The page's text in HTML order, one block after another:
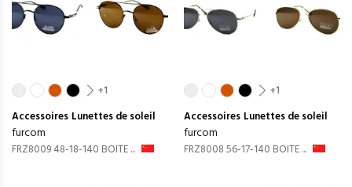
+1
Accessoires Lunettes de soleil
furcom
FRZ8009 48-18-140 BOITE ...
+1
Accessoires Lunettes de soleil
furcom
FRZ8008 56-17-140 BOITE ...